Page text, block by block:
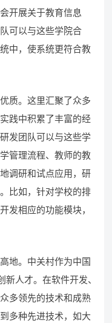
开展关于教育信息
可以与这些学院合
中，使系统更符合教
质。这里汇聚了众多
践中积累了丰富的经
发团队可以与这些学
管理流程、教师的教
调研和试点应用，研
比如，针对学校的排
发相应的功能模块，
地。中关村作为中国
新人才。在软件开发、
多领先的技术和成熟
多种先进技术，如大